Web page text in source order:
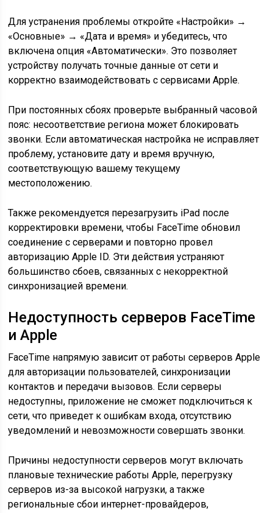
Для устранения проблемы откройте «Настройки» →
«Основные» → «Дата и время» и убедитесь, что
включена опция «Автоматически». Это позволяет
устройству получать точные данные от сети и
корректно взаимодействовать с сервисами Apple.
При постоянных сбоях проверьте выбранный часовой
пояс: несоответствие региона может блокировать
звонки. Если автоматическая настройка не исправляет
проблему, установите дату и время вручную,
соответствующую вашему текущему
местоположению.
Также рекомендуется перезагрузить iPad после
корректировки времени, чтобы FaceTime обновил
соединение с серверами и повторно провел
авторизацию Apple ID. Эти действия устраняют
большинство сбоев, связанных с некорректной
синхронизацией времени.
Недоступность серверов FaceTime
и Apple
FaceTime напрямую зависит от работы серверов Apple
для авторизации пользователей, синхронизации
контактов и передачи вызовов. Если серверы
недоступны, приложение не сможет подключиться к
сети, что приведет к ошибкам входа, отсутствию
уведомлений и невозможности совершать звонки.
Причины недоступности серверов могут включать
плановые технические работы Apple, перегрузку
серверов из-за высокой нагрузки, а также
региональные сбои интернет-провайдеров,